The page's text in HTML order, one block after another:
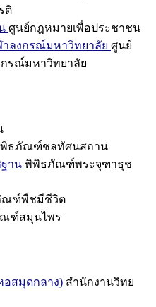
ติ
ศูนย์กฎหมายเพื่อประชาชน
ลงกรณ์มหาวิทยาลัย ศูนย์
กรณ์มหาวิทยาลัย
ธภัณฑ์ชลทัศนสถาน
าน พิพิธภัณฑ์พระจุฑาธุช
ณฑ์พืชมีชีวิต
ฑ์สมุนไพร
อสมุดกลาง) สำนักงานวิทย